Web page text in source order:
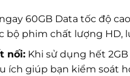
60GB Data tốc độ
bộ phim chất lượng HD,
nối:Khi sử dụng hết
ích giúp bạn kiểm soát